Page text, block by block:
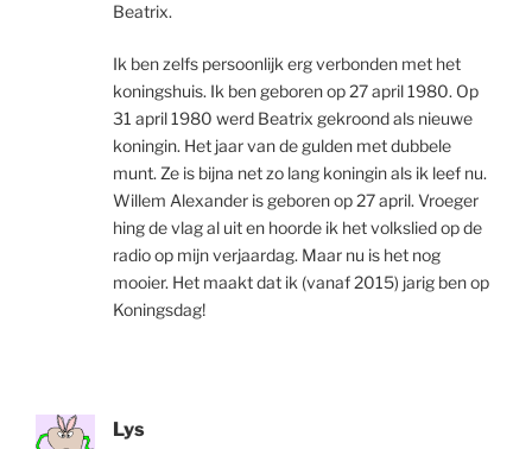
Beatrix.
Ik ben zelfs persoonlijk erg verbonden met het
koningshuis. Ik ben geboren op 27 april 1980. Op
31 april 1980 werd Beatrix gekroond als nieuwe
koningin. Het jaar van de gulden met dubbele
munt. Ze is bijna net zo lang koningin als ik leef nu.
Willem Alexander is geboren op 27 april. Vroeger
hing de vlag al uit en hoorde ik het volkslied op de
radio op mijn verjaardag. Maar nu is het nog
mooier. Het maakt dat ik (vanaf 2015) jarig ben op
Koningsdag!
Lys